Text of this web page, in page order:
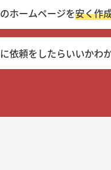
ホームページを安く作
依頼をしたらいいかわ